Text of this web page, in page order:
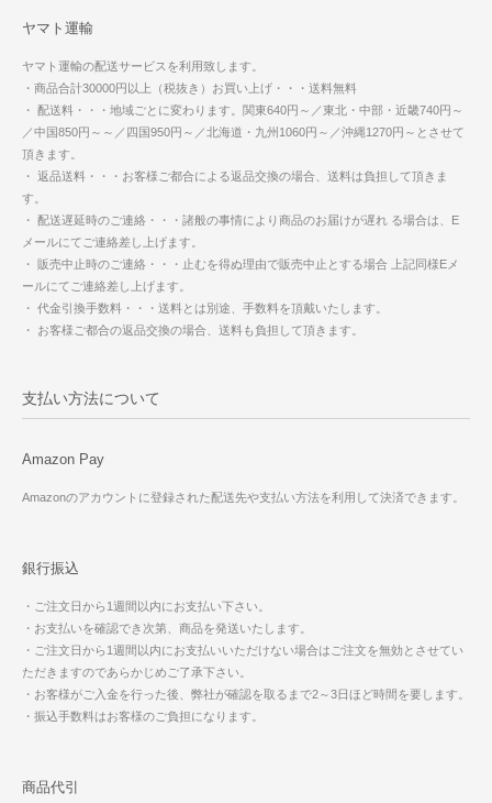
ヤマト運輸
ヤマト運輸の配送サービスを利用致します。
・商品合計30000円以上（税抜き）お買い上げ・・・送料無料
・ 配送料・・・地域ごとに変わります。関東640円～／東北・中部・近畿740円～
／中国850円～～／四国950円～／北海道・九州1060円～／沖縄1270円～とさせて
頂きます。
・ 返品送料・・・お客様ご都合による返品交換の場合、送料は負担して頂きま
す。
・ 配送遅延時のご連絡・・・諸般の事情により商品のお届けが遅れ る場合は、E
メールにてご連絡差し上げます。
・ 販売中止時のご連絡・・・止むを得ぬ理由で販売中止とする場合 上記同様Eメ
ールにてご連絡差し上げます。
・ 代金引換手数料・・・送料とは別途、手数料を頂戴いたします。
・ お客様ご都合の返品交換の場合、送料も負担して頂きます。
支払い方法について
Amazon Pay
Amazonのアカウントに登録された配送先や支払い方法を利用して決済できます。
銀行振込
・ご注文日から1週間以内にお支払い下さい。
・お支払いを確認でき次第、商品を発送いたします。
・ご注文日から1週間以内にお支払いいただけない場合はご注文を無効とさせてい
ただきますのであらかじめご了承下さい。
・お客様がご入金を行った後、弊社が確認を取るまで2～3日ほど時間を要します。
・振込手数料はお客様のご負担になります。
商品代引